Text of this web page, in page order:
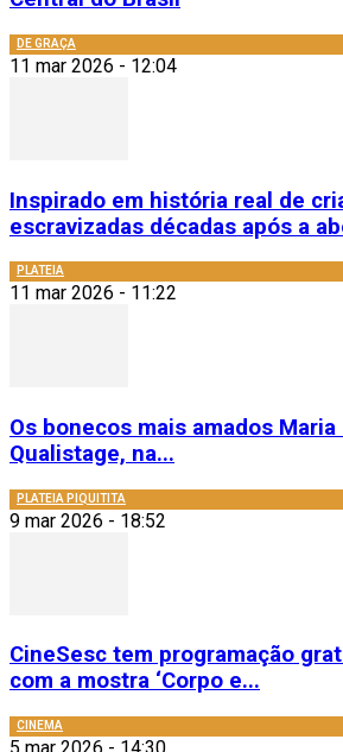
DE GRAÇA
11 mar 2026 - 12:04
Inspirado em história real de
escravizadas décadas após a
PLATEIA
11 mar 2026 - 11:22
Os bonecos mais amados Maria
Qualistage, na...
PLATEIA PIQUITITA
9 mar 2026 - 18:52
CineSesc tem programação
com a mostra ‘Corpo e...
CINEMA